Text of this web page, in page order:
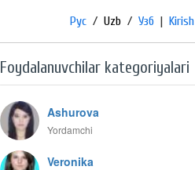
Рус / Uzb / Узб | Kirish
Foydalanuvchilar kategoriyalari
Ashurova
Yordamchi
Veronika